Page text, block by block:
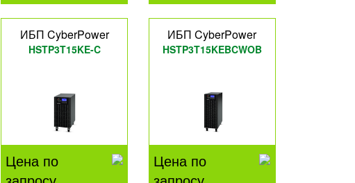
ИБП CyberPower
HSTP3T15KE-C
Цена по
ИБП CyberPower
HSTP3T15KEBCWOB
Цена по